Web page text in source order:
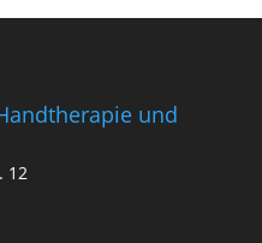
und
12